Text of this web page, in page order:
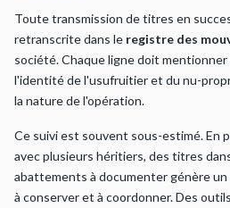
Toute transmission de titres en
retranscrite dans le registre des
société. Chaque ligne doit
l'identité de l'usufruitier et du nu-
la nature de l'opération.
Ce suivi est souvent sous-estimé. En
avec plusieurs héritiers, des titres
abattements à documenter génère
à conserver et à coordonner. Des